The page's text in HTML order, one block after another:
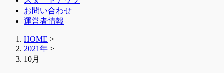
お問い合わせ
運営者情報
HOME >
2021年 >
10月